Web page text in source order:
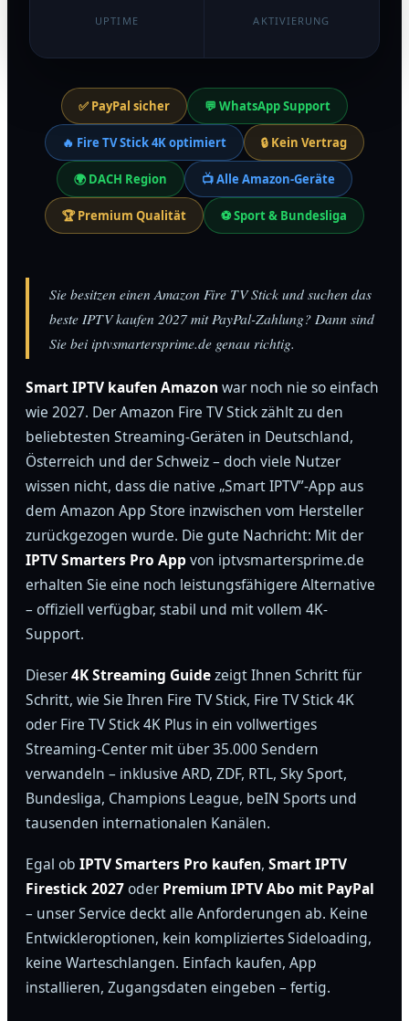
UPTIME AKTIVIERUNG
✅ PayPal sicher 💬 WhatsApp Support
🔥 Fire TV Stick 4K optimiert 🔒 Kein Vertrag
🌍 DACH Region 📺 Alle Amazon-Geräte
🏆 Premium Qualität ⚽ Sport & Bundesliga
Sie besitzen einen Amazon Fire TV Stick und suchen das
beste IPTV kaufen 2027 mit PayPal-Zahlung? Dann sind
Sie bei iptvsmartersprime.de genau richtig.
Smart IPTV kaufen Amazon war noch nie so einfach
wie 2027. Der Amazon Fire TV Stick zählt zu den
beliebtesten Streaming-Geräten in Deutschland,
Österreich und der Schweiz – doch viele Nutzer
wissen nicht, dass die native „Smart IPTV”-App aus
dem Amazon App Store inzwischen vom Hersteller
zurückgezogen wurde. Die gute Nachricht: Mit der
IPTV Smarters Pro App von iptvsmartersprime.de
erhalten Sie eine noch leistungsfähigere Alternative
– offiziell verfügbar, stabil und mit vollem 4K-
Support.
Dieser4K Streaming Guidezeigt Ihnen Schritt für
Schritt, wie Sie Ihren Fire TV Stick, Fire TV Stick 4K
oder Fire TV Stick 4K Plus in ein vollwertiges
Streaming-Center mit über 35.000 Sendern
verwandeln – inklusive ARD, ZDF, RTL, Sky Sport,
Bundesliga, Champions League, beIN Sports und
tausenden internationalen Kanälen.
Egal ob IPTV Smarters Pro kaufen, Smart IPTV
Firestick 2027oder Premium IPTV Abo mit PayPal
– unser Service deckt alle Anforderungen ab. Keine
Entwickleroptionen, kein kompliziertes Sideloading,
keine Warteschlangen. Einfach kaufen, App
installieren, Zugangsdaten eingeben – fertig.